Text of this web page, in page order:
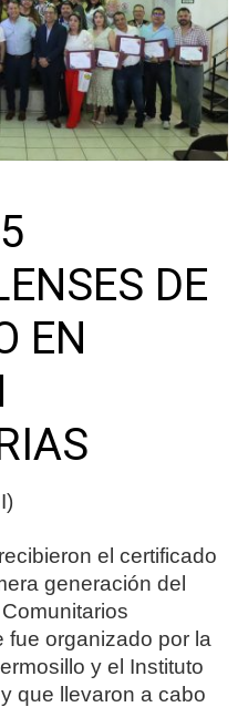
DE
EN
el certificado
generación del
fue organizado por la
y el Instituto
que llevaron a cabo